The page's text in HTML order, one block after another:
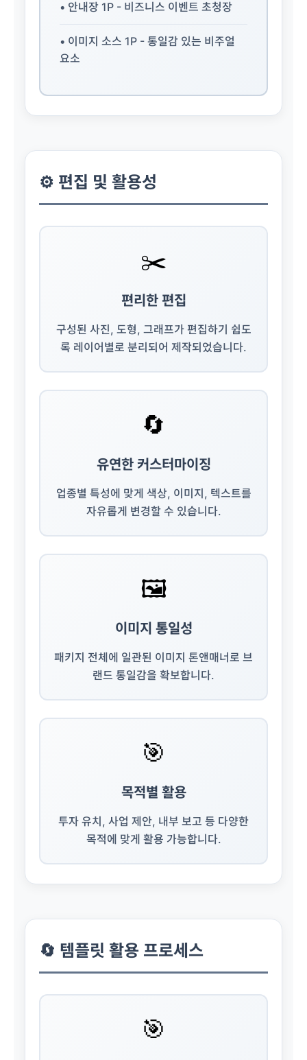
• 안내장 1P - 비즈니스 이벤트 초청장
• 이미지 소스 1P - 통일감 있는 비주얼
요소
⚙️ 편집 및 활용성
✂️
편리한 편집
구성된 사진, 도형, 그래프가 편집하기 쉽도
록 레이어별로 분리되어 제작되었습니다.
🔄
유연한 커스터마이징
업종별 특성에 맞게 색상, 이미지, 텍스트를
자유롭게 변경할 수 있습니다.
🖼️
이미지 통일성
패키지 전체에 일관된 이미지 톤앤매너로 브
랜드 통일감을 확보합니다.
🎯
목적별 활용
투자 유치, 사업 제안, 내부 보고 등 다양한
목적에 맞게 활용 가능합니다.
🔄 템플릿 활용 프로세스
🎯